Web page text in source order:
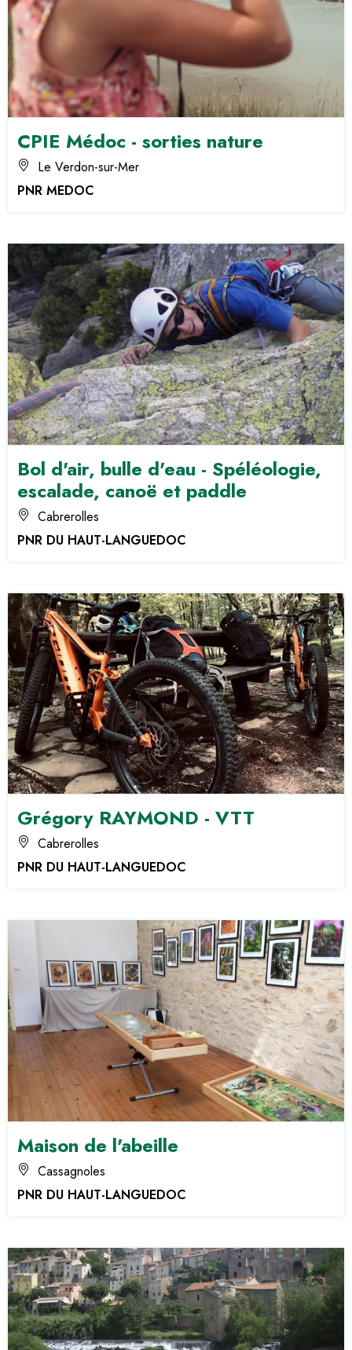
CPIE Médoc - sorties nature
Le Verdon-sur-Mer
PNR MEDOC
Bol d'air, bulle d'eau - Spéléologie,
escalade, canoë et paddle
Cabrerolles
PNR DU HAUT-LANGUEDOC
Grégory RAYMOND - VTT
Cabrerolles
PNR DU HAUT-LANGUEDOC
Maison de l'abeille
Cassagnoles
PNR DU HAUT-LANGUEDOC